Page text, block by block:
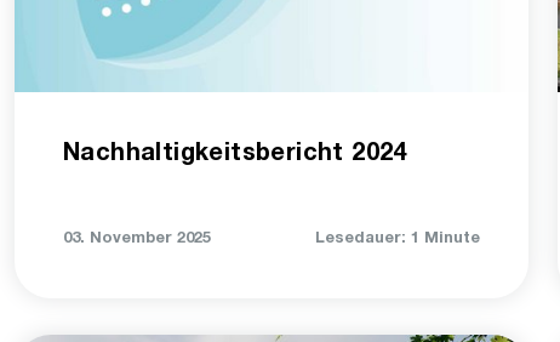
Nachhaltigkeitsbericht 2024
03. November 2025 Lesedauer: 1 Minute